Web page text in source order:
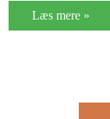
Læs mere »